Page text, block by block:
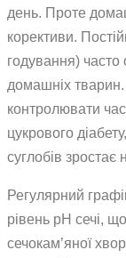
день. Проте
корективи.
годування) часто
домашніх
контролювати
цукрового
суглобів зростає
Регулярний
рівень рН сечі,
сечокам’яної